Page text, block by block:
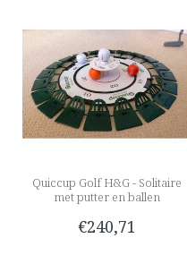
Quiccup Golf H&G - Solitaire
met putter en ballen
€240,71